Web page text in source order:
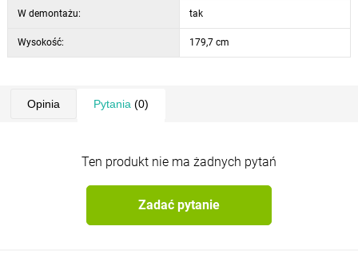
W demontażu: tak
Wysokość: 179,7 cm
Opinia Pytania (0)
Ten produkt nie ma żadnych pytań
Zadać pytanie